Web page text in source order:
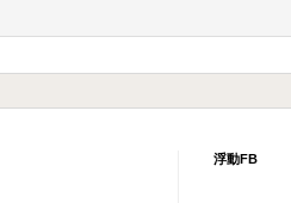
浮動FB